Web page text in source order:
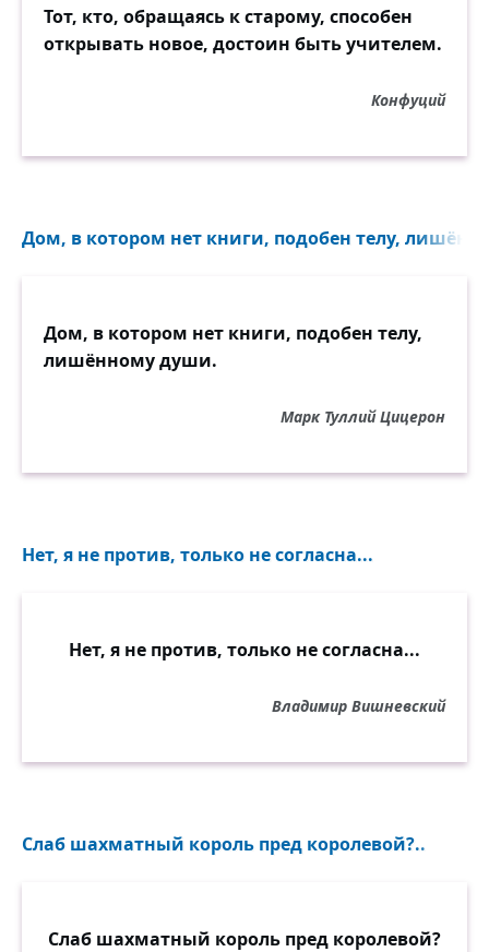
Тот, кто, обращаясь к старому, способен
открывать новое, достоин быть учителем.
Конфуций
Дом, в котором нет книги, подобен телу,
Дом, в котором нет книги, подобен телу,
лишённому души.
Марк Туллий Цицерон
Нет, я не против, только не согласна...
Нет, я не против, только не согласна...
Владимир Вишневский
Слаб шахматный король пред королевой?..
Слаб шахматный король пред королевой?